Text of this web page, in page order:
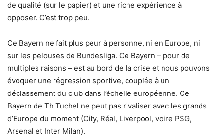
de qualité (sur le papier) et une riche expérience à
opposer. C’est trop peu.
Ce Bayern ne fait plus peur à personne, ni en Europe, ni
sur les pelouses de Bundesliga. Ce Bayern – pour de
multiples raisons – est au bord de la crise et nous pouvons
évoquer une régression sportive, couplée à un
déclassement du club dans l’échelle européenne. Ce
Bayern de Th Tuchel ne peut pas rivaliser avec les grands
d’Europe du moment (City, Réal, Liverpool, voire PSG,
Arsenal et Inter Milan).